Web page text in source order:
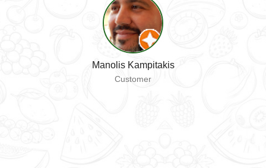
Manolis Kampitakis
Customer